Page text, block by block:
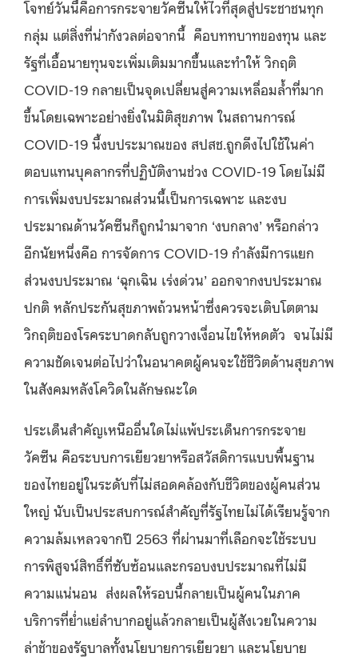
โจทย์วันนี้คือการกระจายวัคซีนให้ไวที่สุดสู่ประชาชนทุก
กลุ่ม แต่สิ่งที่น่ากังวลต่อจากนี้ คือบททบาทของทุน และ
รัฐที่เอื้อนายทุนจะเพิ่มเติมมากขึ้นและทำให้ วิกฤติ
COVID-19 กลายเป็นจุดเปลี่ยนสู่ความเหลื่อมล้ำที่มาก
ขึ้นโดยเฉพาะอย่างยิ่งในมิติสุขภาพ ในสถานการณ์
COVID-19 นี้งบประมาณของ สปสช.ถูกดึงไปใช้ในค่า
ตอบแทนบุคลากรที่ปฏิบัติงานช่วง COVID-19 โดยไม่มี
การเพิ่มงบประมาณส่วนนี้เป็นการเฉพาะ และงบ
ประมาณด้านวัคซีนก็ถูกนำมาจาก ‘งบกลาง’ หรือกล่าว
อีกนัยหนึ่งคือ การจัดการ COVID-19 กำลังมีการแยก
ส่วนงบประมาณ ‘ฉุกเฉิน เร่งด่วน’ ออกจากงบประมาณ
ปกติ หลักประกันสุขภาพถ้วนหน้าซึ่งควรจะเติบโตตาม
วิกฤติของโรคระบาดกลับถูกวางเงื่อนไขให้หดตัว จนไม่มี
ความชัดเจนต่อไปว่าในอนาคตผู้คนจะใช้ชีวิตด้านสุขภาพ
ในสังคมหลังโควิดในลักษณะใด
ประเด็นสำคัญเหนืออื่นใดไม่แพ้ประเด็นการกระจาย
วัคซีน คือระบบการเยียวยาหรือสวัสดิการแบบพื้นฐาน
ของไทยอยู่ในระดับที่ไม่สอดคล้องกับชีวิตของผู้คนส่วน
ใหญ่ นับเป็นประสบการณ์สำคัญที่รัฐไทยไม่ได้เรียนรู้จาก
ความล้มเหลวจากปี 2563 ที่ผ่านมาที่เลือกจะใช้ระบบ
การพิสูจน์สิทธิ์ที่ซับซ้อนและกรอบงบประมาณที่ไม่มี
ความแน่นอน ส่งผลให้รอบนี้กลายเป็นผู้คนในภาค
บริการที่ย่ำแย่ลำบากอยู่แล้วกลายเป็นผู้สังเวยในความ
ล่าช้าของรัฐบาลทั้งนโยบายการเยียวยา และนโยบาย